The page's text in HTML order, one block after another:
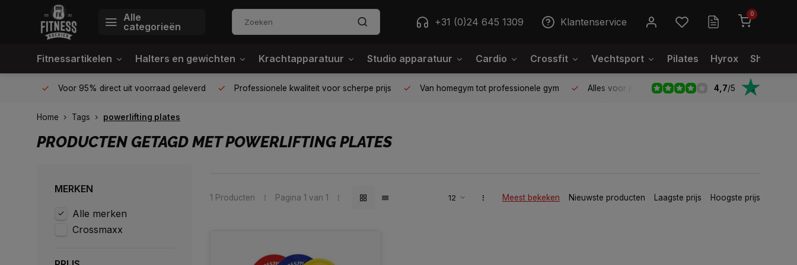
Alle
categorieën
+31 (0)24 645 1309 Klantenservice
0
Fitnessartikelen Halters en gewichten Krachtapparatuur Studio apparatuur Cardio Crossfit Vechtsport Pilates Hyrox
Voor 95% direct uit voorraad geleverd Professionele kwaliteit voor scherpe prijs Van homegym tot professionele gym Alles voor jouw gym op één plek Voor 95%
4,7/5
Home Tags powerlifting plates
PRODUCTEN GETAGD MET POWERLIFTING PLATES
MERKEN
Alle merken
Crossmaxx
1 Producten Pagina 1 van 1 Meest bekeken Nieuwste producten Laagste prijs Hoogste prijs